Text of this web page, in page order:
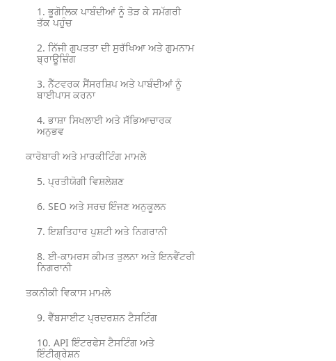
1. ਭੂਗੋਲਿਕ ਪਾਬੰਦੀਆਂ ਨੂੰ ਤੋੜ ਕੇ ਸਮੱਗਰੀ
ਤੱਕ ਪਹੁੰਚ
2. ਨਿੱਜੀ ਗੁਪਤਤਾ ਦੀ ਸੁਰੱਖਿਆ ਅਤੇ ਗੁਮਨਾਮ
ਬ੍ਰਾਊਜ਼ਿੰਗ
3. ਨੈੱਟਵਰਕ ਸੈਂਸਰਸ਼ਿਪ ਅਤੇ ਪਾਬੰਦੀਆਂ ਨੂੰ
ਬਾਈਪਾਸ ਕਰਨਾ
4. ਭਾਸ਼ਾ ਸਿਖਲਾਈ ਅਤੇ ਸੱਭਿਆਚਾਰਕ
ਅਨੁਭਵ
ਕਾਰੋਬਾਰੀ ਅਤੇ ਮਾਰਕੀਟਿੰਗ ਮਾਮਲੇ
5. ਪ੍ਰਤੀਯੋਗੀ ਵਿਸ਼ਲੇਸ਼ਣ
6. SEO ਅਤੇ ਸਰਚ ਇੰਜਣ ਅਨੁਕੂਲਨ
7. ਇਸ਼ਤਿਹਾਰ ਪੁਸ਼ਟੀ ਅਤੇ ਨਿਗਰਾਨੀ
8. ਈ-ਕਾਮਰਸ ਕੀਮਤ ਤੁਲਨਾ ਅਤੇ ਇਨਵੈਂਟਰੀ
ਨਿਗਰਾਨੀ
ਤਕਨੀਕੀ ਵਿਕਾਸ ਮਾਮਲੇ
9. ਵੈੱਬਸਾਈਟ ਪ੍ਰਦਰਸ਼ਨ ਟੈਸਟਿੰਗ
10. API ਇੰਟਰਫੇਸ ਟੈਸਟਿੰਗ ਅਤੇ
ਇੰਟੀਗ੍ਰੇਸ਼ਨ